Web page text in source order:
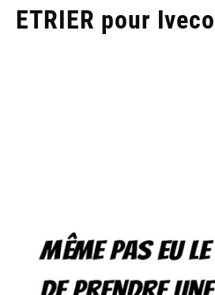
ETRIER pour